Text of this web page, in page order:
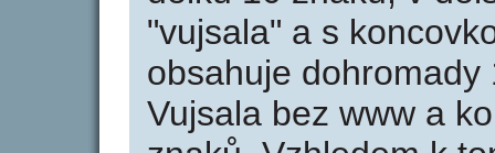
"vujsala" a s
obsahuje
Vujsala bez www a